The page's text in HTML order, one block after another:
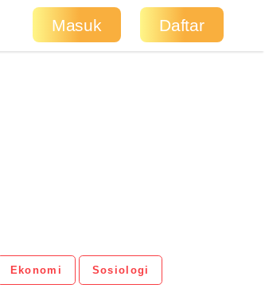
Masuk Daftar
Ekonomi Sosiologi